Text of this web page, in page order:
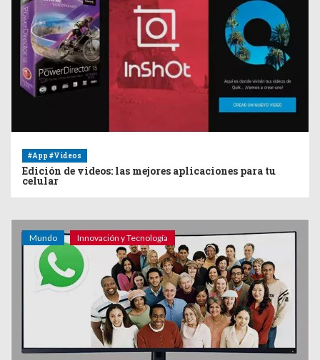
#App #Videos
Edición de videos: las mejores aplicaciones para tu
celular
Mundo Innovación y Tecnología